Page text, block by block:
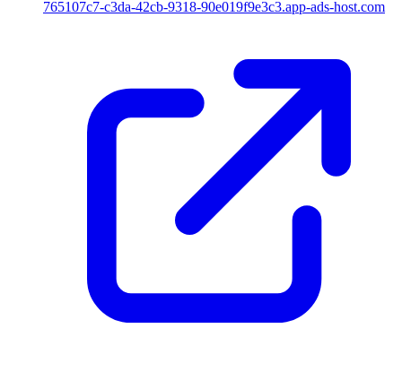
765107c7-c3da-42cb-9318-90e019f9e3c3.app-ads-host.com